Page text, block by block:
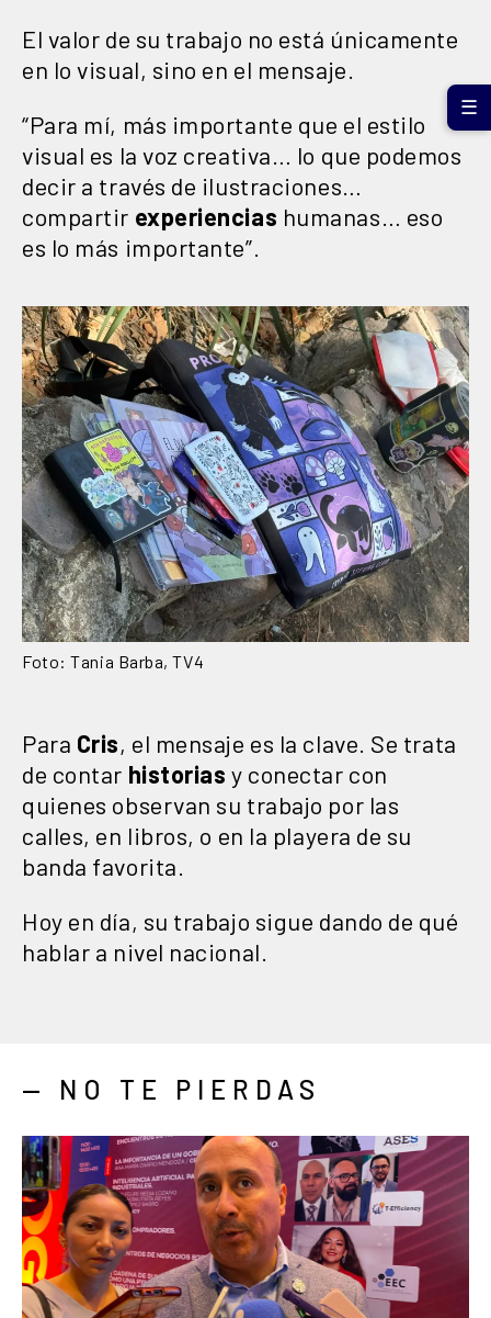
El valor de su trabajo no está únicamente
en lo visual, sino en el mensaje.
“Para mí, más importante que el estilo
visual es la voz creativa… lo que podemos
decir a través de ilustraciones…
compartir experiencias humanas… eso
es lo más importante”.
Foto: Tania Barba, TV4
Para Cris, el mensaje es la clave. Se trata
de contar historias y conectar con
quienes observan su trabajo por las
calles, en libros, o en la playera de su
banda favorita.
Hoy en día, su trabajo sigue dando de qué
hablar a nivel nacional.
— NO TE PIERDAS
☰